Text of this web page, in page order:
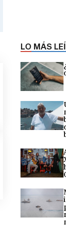
LO MÁS